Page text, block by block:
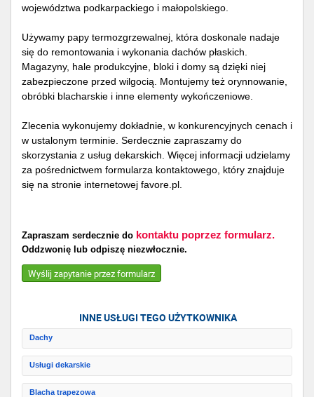
województwa podkarpackiego i małopolskiego.
Używamy papy termozgrzewalnej, która doskonale nadaje
się do remontowania i wykonania dachów płaskich.
Magazyny, hale produkcyjne, bloki i domy są dzięki niej
zabezpieczone przed wilgocią. Montujemy też orynnowanie,
obróbki blacharskie i inne elementy wykończeniowe.
Zlecenia wykonujemy dokładnie, w konkurencyjnych cenach i
w ustalonym terminie. Serdecznie zapraszamy do
skorzystania z usług dekarskich. Więcej informacji udzielamy
za pośrednictwem formularza kontaktowego, który znajduje
się na stronie internetowej favore.pl.
Zapraszam serdecznie do kontaktu poprzez formularz.
Oddzwonię lub odpiszę niezwłocznie.
Wyślij zapytanie przez formularz
INNE USŁUGI TEGO UŻYTKOWNIKA
Dachy
Usługi dekarskie
Blacha trapezowa